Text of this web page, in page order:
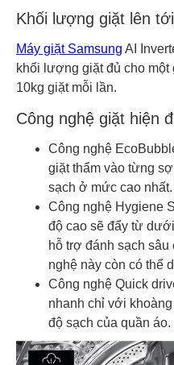
Khối lượng giặt lên
Máy giặt Samsung AI
khối lượng giặt đủ cho
10kg giặt mỗi lần.
Công nghệ giặt hiện
Công nghệ
giặt thẩm vào từng
sạch ở mức cao nhất.
Công nghệ Hygiene
độ cao sẽ đẩy từ
hỗ trợ đánh sạch sâu
nghệ này còn có thể
Công nghệ Quick
nhanh chỉ với
độ sạch của quần áo.